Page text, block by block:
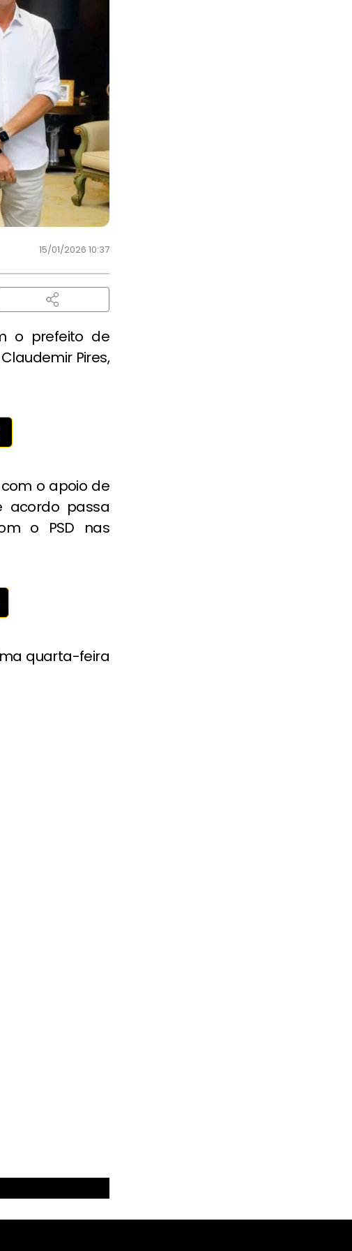
15/01/2026 10:37
o prefeito de
Pires,
o apoio de
acordo passa
o PSD nas
quarta-feira